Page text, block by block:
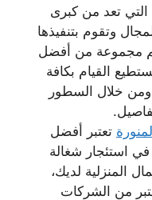
التي تعد من كبرى
وتقوم بتنفيذها
مجموعة من أفضل
القيام بكافة
ومن خلال السطور
تعتبر أفضل
استئجار شغالة
المنزلية لديك،
من الشركات